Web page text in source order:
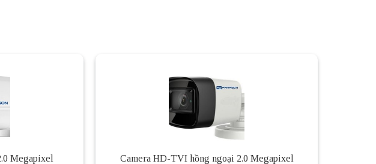
Megapixel
Camera HD-TVI hồng ngoại 2.0 Megapixel